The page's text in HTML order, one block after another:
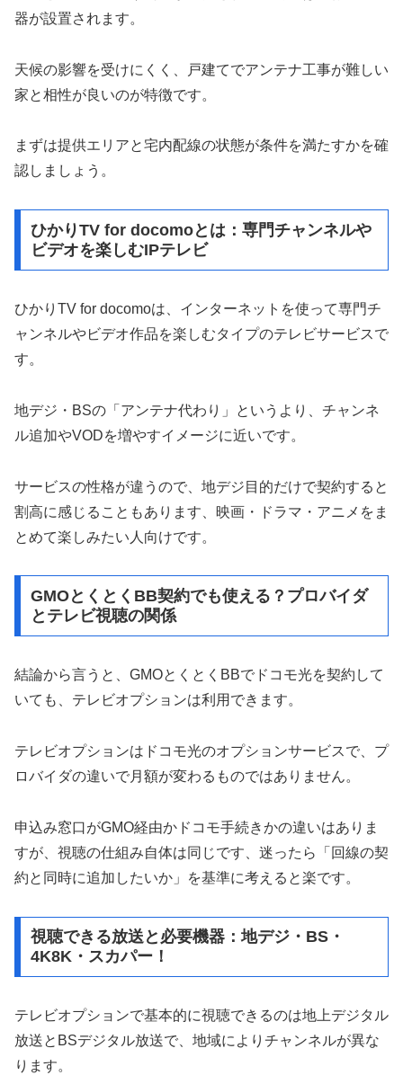
器が設置されます。
天候の影響を受けにくく、戸建てでアンテナ工事が難しい
家と相性が良いのが特徴です。
まずは提供エリアと宅内配線の状態が条件を満たすかを確
認しましょう。
ひかりTV for docomoとは：専門チャンネルや
ビデオを楽しむIPテレビ
ひかりTV for docomoは、インターネットを使って専門チ
ャンネルやビデオ作品を楽しむタイプのテレビサービスで
す。
地デジ・BSの「アンテナ代わり」というより、チャンネ
ル追加やVODを増やすイメージに近いです。
サービスの性格が違うので、地デジ目的だけで契約すると
割高に感じることもあります、映画・ドラマ・アニメをま
とめて楽しみたい人向けです。
GMOとくとくBB契約でも使える？プロバイダ
とテレビ視聴の関係
結論から言うと、GMOとくとくBBでドコモ光を契約して
いても、テレビオプションは利用できます。
テレビオプションはドコモ光のオプションサービスで、プ
ロバイダの違いで月額が変わるものではありません。
申込み窓口がGMO経由かドコモ手続きかの違いはありま
すが、視聴の仕組み自体は同じです、迷ったら「回線の契
約と同時に追加したいか」を基準に考えると楽です。
視聴できる放送と必要機器：地デジ・BS・
4K8K・スカパー！
テレビオプションで基本的に視聴できるのは地上デジタル
放送とBSデジタル放送で、地域によりチャンネルが異な
ります。